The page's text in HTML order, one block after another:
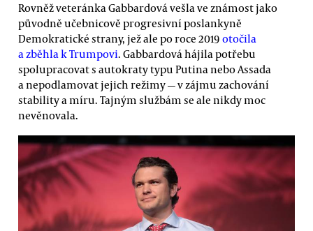
Rovněž veteránka Gabbardová vešla ve známost jako
původně učebnicově progresivní poslankyně
Demokratické strany, jež ale po roce 2019 otočila
a zběhla k Trumpovi. Gabbardová hájila potřebu
spolupracovat s autokraty typu Putina nebo Assada
a nepodlamovat jejich režimy — v zájmu zachování
stability a míru. Tajným službám se ale nikdy moc
nevěnovala.